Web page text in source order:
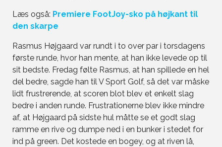
Læs også: Premiere FootJoy-sko på højkant til
den skarpe
Rasmus Højgaard var rundt i to over par i torsdagens
første runde, hvor han mente, at han ikke levede op til
sit bedste. Fredag følte Rasmus, at han spillede en hel
del bedre, sagde han til V Sport Golf, så det var måske
lidt frustrerende, at scoren blot blev et enkelt slag
bedre i anden runde. Frustrationerne blev ikke mindre
af, at Højgaard på sidste hul måtte se et godt slag
ramme en rive og dumpe ned i en bunker i stedet for
ind på green. Det kostede en bogey, og at riven lå,